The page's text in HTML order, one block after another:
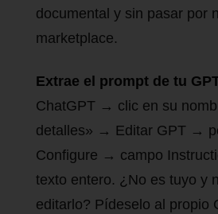
documental y sin pasar por
marketplace.
Extrae el prompt de tu
ChatGPT → clic en su
detalles» → Editar GPT →
Configure → campo
texto entero. ¿No es tuyo y
editarlo? Pídeselo al propio